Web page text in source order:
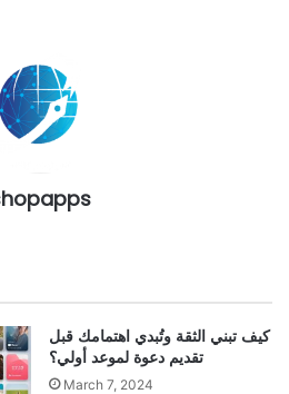
كيف تبني الثقة وتُبدي اهتمامك قبل
تقديم دعوة لموعد أولي؟
March 7, 2024